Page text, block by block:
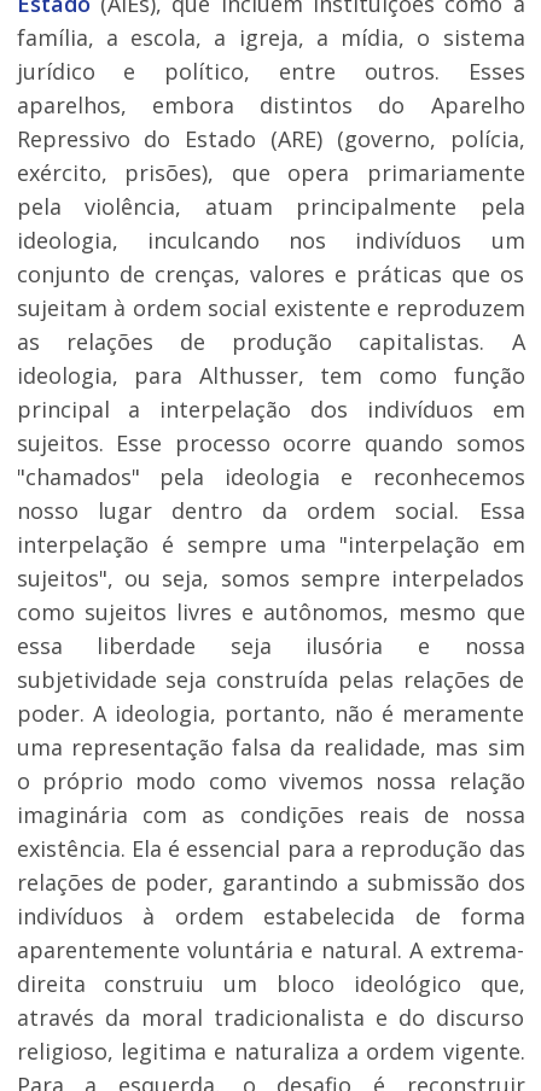
família, a escola, a igreja, a mídia, o sistema
jurídico e político, entre outros. Esses
aparelhos, embora distintos do Aparelho
Repressivo do Estado (ARE) (governo, polícia,
exército, prisões), que opera primariamente
pela violência, atuam principalmente pela
ideologia, inculcando nos indivíduos um
conjunto de crenças, valores e práticas que os
sujeitam à ordem social existente e reproduzem
as relações de produção capitalistas. A
ideologia, para Althusser, tem como função
principal a interpelação dos indivíduos em
sujeitos. Esse processo ocorre quando somos
"chamados" pela ideologia e reconhecemos
nosso lugar dentro da ordem social. Essa
interpelação é sempre uma "interpelação em
sujeitos", ou seja, somos sempre interpelados
como sujeitos livres e autônomos, mesmo que
essa liberdade seja ilusória e nossa
subjetividade seja construída pelas relações de
poder. A ideologia, portanto, não é meramente
uma representação falsa da realidade, mas sim
o próprio modo como vivemos nossa relação
imaginária com as condições reais de nossa
existência. Ela é essencial para a reprodução das
relações de poder, garantindo a submissão dos
indivíduos à ordem estabelecida de forma
aparentemente voluntária e natural. A extrema-
direita construiu um bloco ideológico que,
através da moral tradicionalista e do discurso
religioso, legitima e naturaliza a ordem vigente.